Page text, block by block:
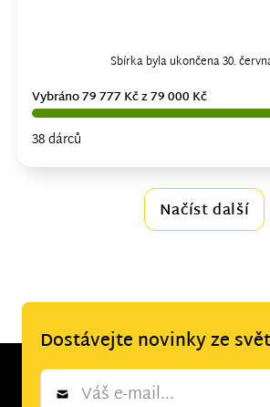
Sbírka byla ukončena 30.
38 dárců
Vybráno 79 777 Kč z 79 000 Kč
Načíst další
Dostávejte novinky ze
Newsletter